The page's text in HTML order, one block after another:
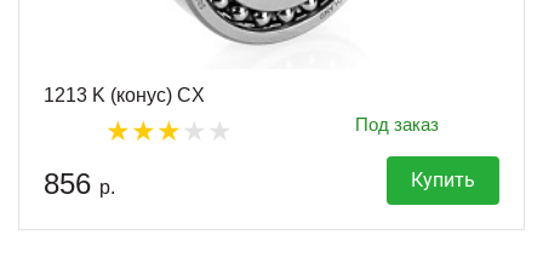
1213 K (конус) CX
Под заказ
856 р. Купить